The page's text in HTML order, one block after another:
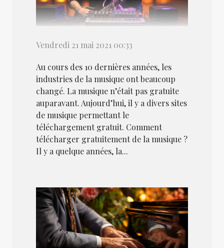
Vendredi 21 mai 2021 00:33
Au cours des 10 dernières années, les
industries de la musique ont beaucoup
changé. La musique n’était pas gratuite
auparavant. Aujourd’hui, il y a divers sites
de musique permettant le
téléchargement gratuit. Comment
télécharger gratuitement de la musique ?
Il y a quelque années, la...